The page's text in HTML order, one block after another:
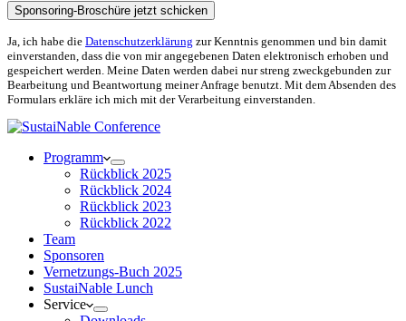
Ja, ich habe die Datenschutzerklärung zur Kenntnis genommen und bin damit
einverstanden, dass die von mir angegebenen Daten elektronisch erhoben und
gespeichert werden. Meine Daten werden dabei nur streng zweckgebunden zur
Bearbeitung und Beantwortung meiner Anfrage benutzt. Mit dem Absenden des
Formulars erkläre ich mich mit der Verarbeitung einverstanden.
Programm
Rückblick 2025
Rückblick 2024
Rückblick 2023
Rückblick 2022
Team
Sponsoren
Vernetzungs-Buch 2025
SustaiNable Lunch
Service